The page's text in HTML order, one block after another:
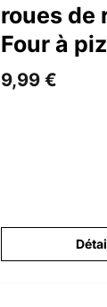
roues de
Four à
9,99 €